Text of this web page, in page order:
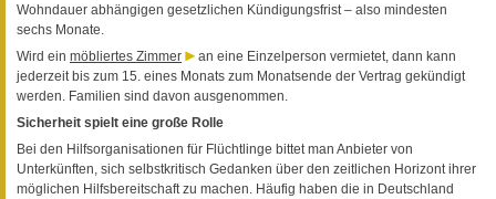
Wohndauer abhängigen gesetzlichen Kündigungsfrist – also mindesten
sechs Monate.
Wird ein möbliertes Zimmer
an eine Einzelperson vermietet, dann kann
jederzeit bis zum 15. eines Monats zum Monatsende der Vertrag gekündigt
werden. Familien sind davon ausgenommen.
Sicherheit spielt eine große Rolle
Bei den Hilfsorganisationen für Flüchtlinge bittet man Anbieter von
Unterkünften, sich selbstkritisch Gedanken über den zeitlichen Horizont ihrer
möglichen Hilfsbereitschaft zu machen. Häufig haben die in Deutschland